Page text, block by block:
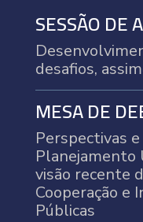
SESSÃO DE
desafios,
MESA DE
Perspectivas
Planejamento
visão recente
Cooperação e
Públicas